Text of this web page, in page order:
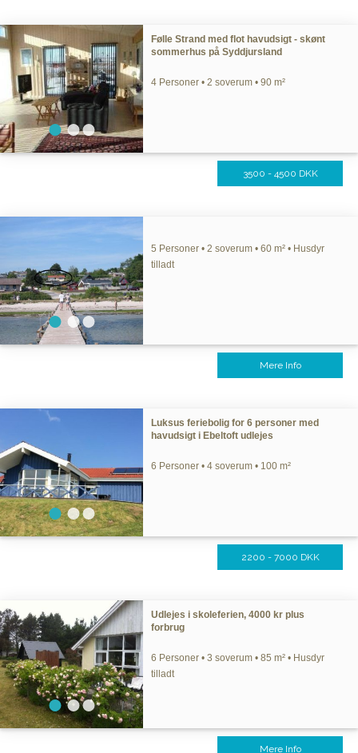
Følle Strand med flot havudsigt - skønt
sommerhus på Syddjursland
4 Personer • 2 soverum • 90 m²
3500 - 4500 DKK
5 Personer • 2 soverum • 60 m² • Husdyr
tilladt
Mere Info
Luksus feriebolig for 6 personer med
havudsigt i Ebeltoft udlejes
6 Personer • 4 soverum • 100 m²
2200 - 7000 DKK
Udlejes i skoleferien, 4000 kr plus
forbrug
6 Personer • 3 soverum • 85 m² • Husdyr
tilladt
Mere Info